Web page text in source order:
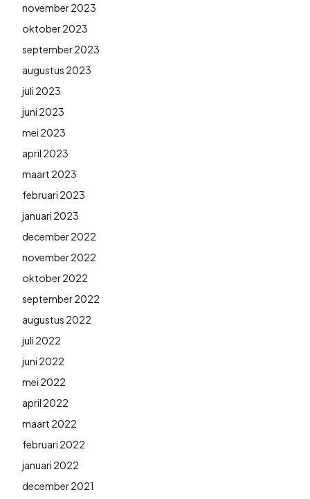
november 2023
oktober 2023
september 2023
augustus 2023
juli 2023
juni 2023
mei 2023
april 2023
maart 2023
februari 2023
januari 2023
december 2022
november 2022
oktober 2022
september 2022
augustus 2022
juli 2022
juni 2022
mei 2022
april 2022
maart 2022
februari 2022
januari 2022
december 2021